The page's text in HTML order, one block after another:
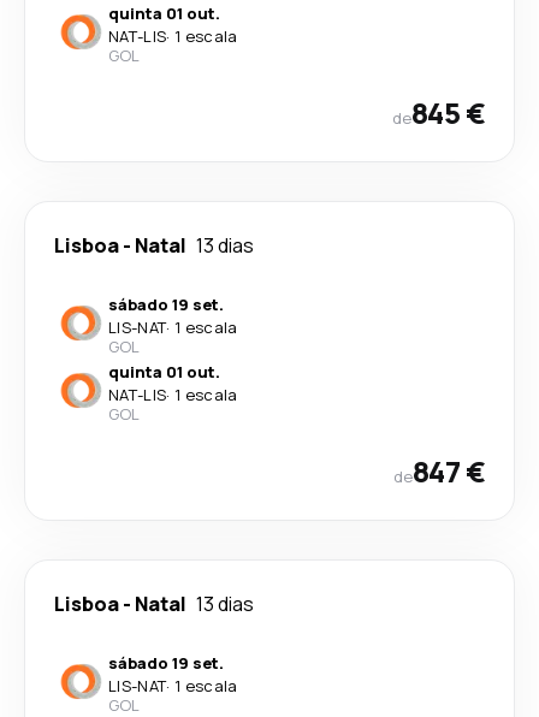
quinta 01 out.
NAT-LIS· 1 escala
GOL
de845 €
Lisboa- Natal 13 dias
sábado 19 set.
LIS-NAT· 1 escala
GOL
quinta 01 out.
NAT-LIS· 1 escala
GOL
de847 €
Lisboa- Natal 13 dias
sábado 19 set.
LIS-NAT· 1 escala
GOL